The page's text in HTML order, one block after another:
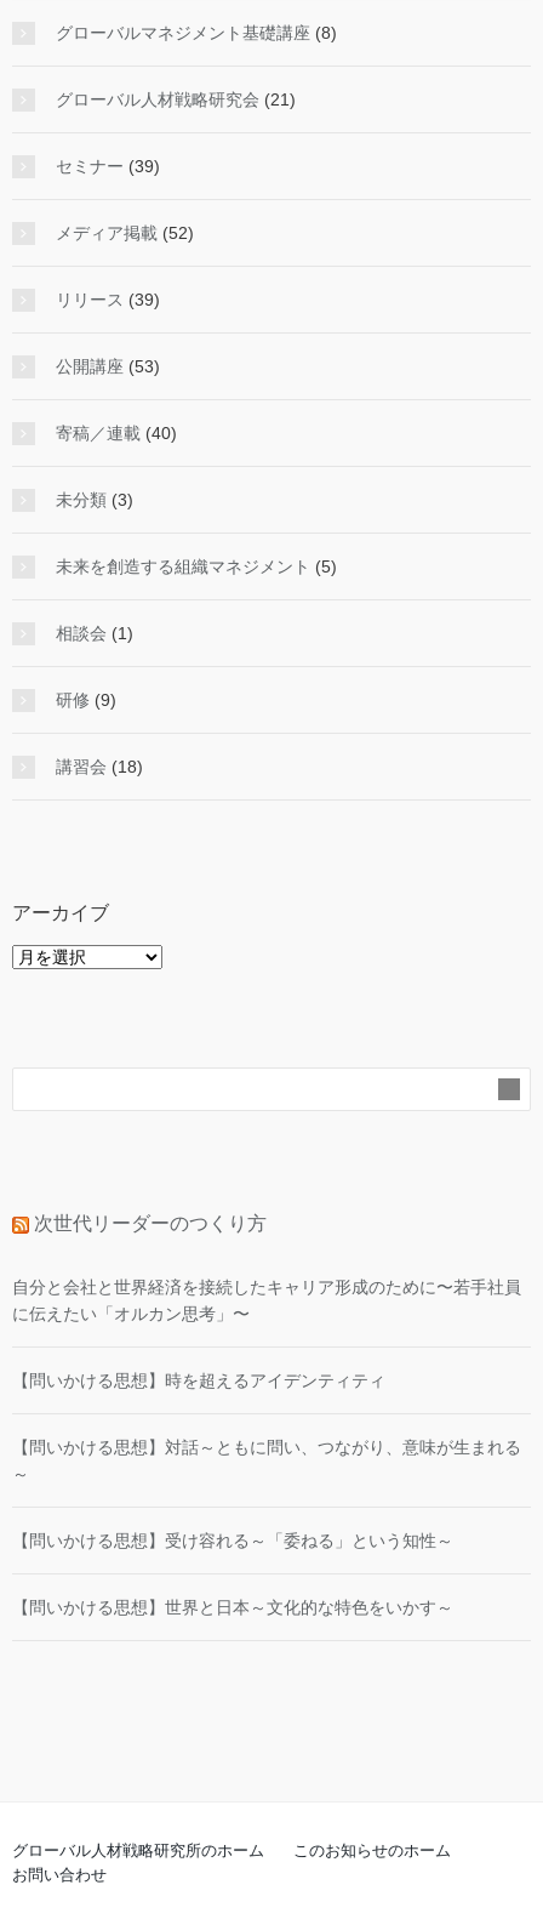
グローバルマネジメント基礎講座 (8)
グローバル人材戦略研究会 (21)
セミナー (39)
メディア掲載 (52)
リリース (39)
公開講座 (53)
寄稿／連載 (40)
未分類 (3)
未来を創造する組織マネジメント (5)
相談会 (1)
研修 (9)
講習会 (18)
アーカイブ
ア
次世代リーダーのつくり方
自分と会社と世界経済を接続したキャリア形成のために〜若手社員
に伝えたい「オルカン思考」〜
【問いかける思想】時を超えるアイデンティティ
【問いかける思想】対話～ともに問い、つながり、意味が生まれる
～
【問いかける思想】受け容れる～「委ねる」という知性～
【問いかける思想】世界と日本～文化的な特色をいかす～
グローバル人材戦略研究所のホーム
このお知らせのホーム
お問い合わせ